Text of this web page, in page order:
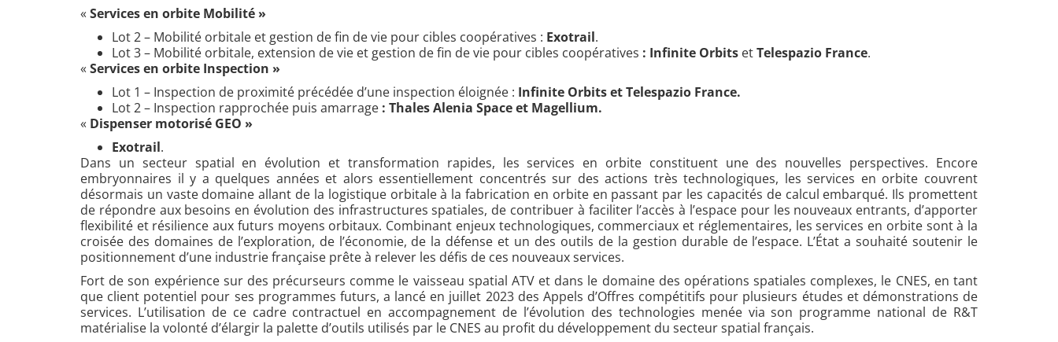
«Services en orbite Mobilité »
Lot 2 – Mobilité orbitale et gestion de fin de vie pour cibles coopératives : Exotrail.
Lot 3 – Mobilité orbitale, extension de vie et gestion de fin de vie pour cibles coopératives : Infinite Orbits etTelespazio France.
«Services en orbite Inspection »
Lot 1 – Inspection de proximité précédée d’une inspection éloignée : Infinite Orbits et Telespazio France.
Lot 2 – Inspection rapprochée puis amarrage : Thales Alenia Space et Magellium.
« Dispenser motorisé GEO »
Exotrail.
Dans un secteur spatial en évolution et transformation rapides, les services en orbite constituent une des nouvelles perspectives. Encore
embryonnaires il y a quelques années et alors essentiellement concentrés sur des actions très technologiques, les services en orbite couvrent
désormais un vaste domaine allant de la logistique orbitale à la fabrication en orbite en passant par les capacités de calcul embarqué. Ils promettent
de répondre aux besoins en évolution des infrastructures spatiales, de contribuer à faciliter l’accès à l’espace pour les nouveaux entrants, d’apporter
flexibilité et résilience aux futurs moyens orbitaux. Combinant enjeux technologiques, commerciaux et réglementaires, les services en orbite sont à la
croisée des domaines de l’exploration, de l’économie, de la défense et un des outils de la gestion durable de l’espace. L’État a souhaité soutenir le
positionnement d’une industrie française prête à relever les défis de ces nouveaux services.
Fort de son expérience sur des précurseurs comme le vaisseau spatial ATV et dans le domaine des opérations spatiales complexes, le CNES, en tant
que client potentiel pour ses programmes futurs, a lancé en juillet 2023 des Appels d’Offres compétitifs pour plusieurs études et démonstrations de
services. L’utilisation de ce cadre contractuel en accompagnement de l’évolution des technologies menée via son programme national de R&T
matérialise la volonté d’élargir la palette d’outils utilisés par le CNES au profit du développement du secteur spatial français.